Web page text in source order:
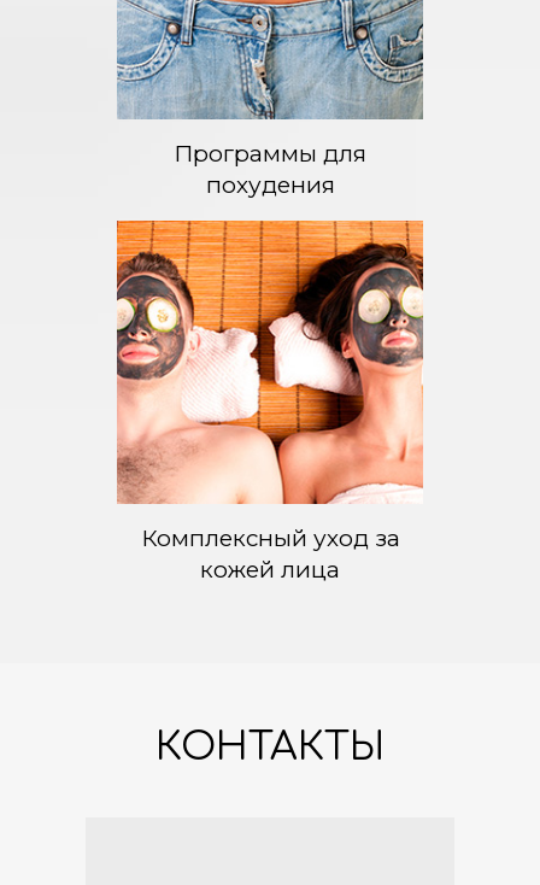
Программы для
похудения
Комплексный уход за
кожей лица
КОНТАКТЫ